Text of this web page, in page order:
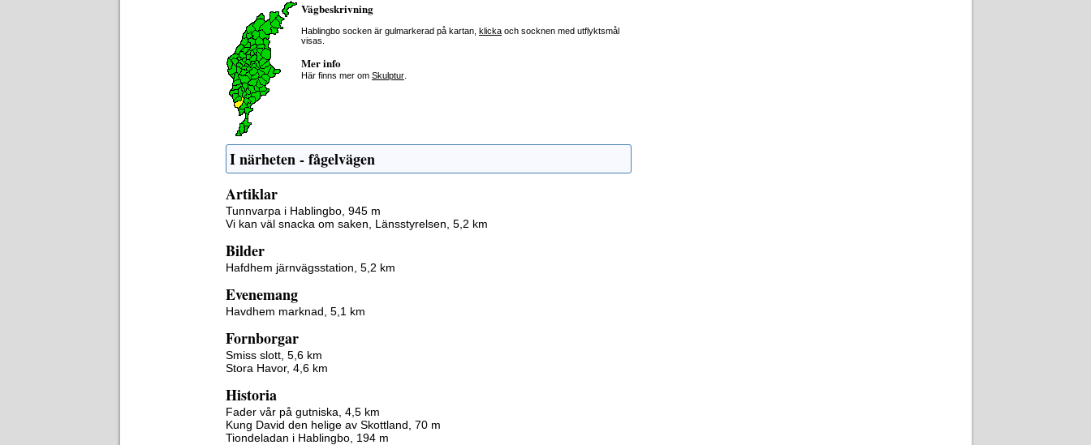
Vägbeskrivning
Hablingbo socken är gulmarkerad på kartan, klicka och socknen med utflyktsmål
visas.
Mer info
Här finns mer om Skulptur
I närheten - fågelvägen
Artiklar
Tunnvarpa i Hablingbo, 945 m
Vi kan väl snacka om saken, Länsstyrelsen, 5,2 km
Bilder
Hafdhem järnvägsstation, 5,2 km
Evenemang
Havdhem marknad, 5,1 km
Fornborgar
Smiss slott, 5,6 km
Stora Havor, 4,6 km
Historia
Fader vår på gutniska, 4,5 km
Kung David den helige av Skottland, 70 m
Tiondeladan i Hablingbo, 194 m